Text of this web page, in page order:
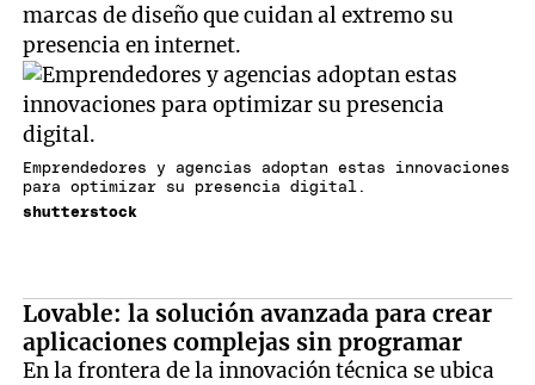
marcas de diseño que cuidan al extremo su
presencia en internet.
Emprendedores y agencias adoptan estas innovaciones
para optimizar su presencia digital.
shutterstock
Lovable: la solución avanzada para crear
aplicaciones complejas sin programar
En la frontera de la innovación técnica se ubica